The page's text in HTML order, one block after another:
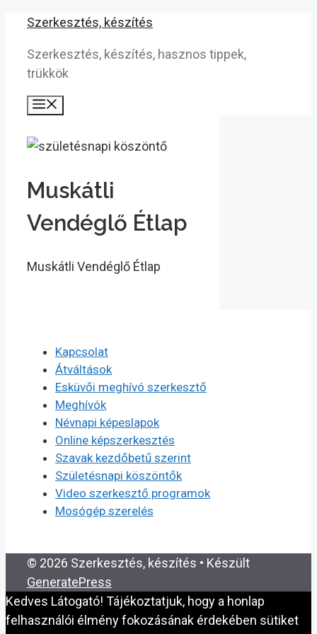
Kilépés
tartalomba
Szerkesztés, készítés
Szerkesztés, készítés, hasznos tippek,
trükkök
Muskátli
Vendéglő Étlap
Muskátli Vendéglő Étlap
Kapcsolat
Átváltások
Esküvői meghívó szerkesztő
Meghívók
Névnapi képeslapok
Online képszerkesztés
Szavak kezdőbetű szerint
Születésnapi köszöntők
Video szerkesztő programok
Mosógép szerelés
© 2026 Szerkesztés, készítés • Készült
GeneratePress
Kedves Látogató! Tájékoztatjuk, hogy a honlap
felhasználói élmény fokozásának érdekében sütiket